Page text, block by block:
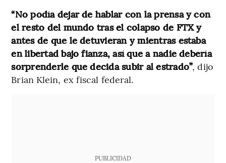
“No podía dejar de hablar con la prensa y con
el resto del mundo tras el colapso de FTX y
antes de que le detuvieran y mientras estaba
en libertad bajo fianza, así que a nadie debería
sorprenderle que decida subir al estrado”, dijo
Brian Klein, ex fiscal federal.
PUBLICIDAD